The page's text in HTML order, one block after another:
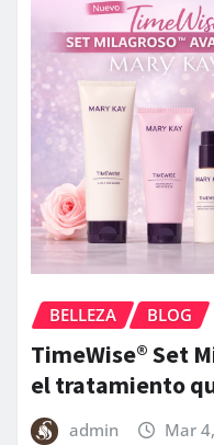
BELLEZA BLOG
TimeWise® Set
el tratamiento
admin Mar